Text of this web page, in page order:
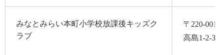
みなとみらい本町小学校放課後キッズク
ラブ
〒220-
高島1-2-3